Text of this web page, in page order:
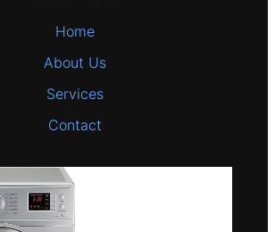
Home
About Us
Services
Contact